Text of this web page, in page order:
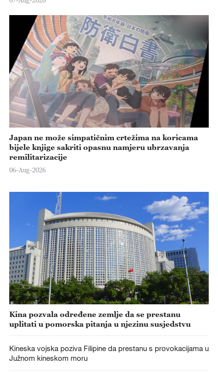
Japan ne može simpatičnim crtežima na koricama
bijele knjige sakriti opasnu namjeru ubrzavanja
remilitarizacije
06-Aug-2026
Kina pozvala određene zemlje da se prestanu
uplitati u pomorska pitanja u njezinu susjedstvu
Kineska vojska poziva Filipine da prestanu s provokacijama u
Južnom kineskom moru